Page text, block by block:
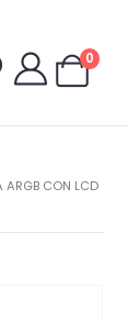
0
ARGB CON LCD